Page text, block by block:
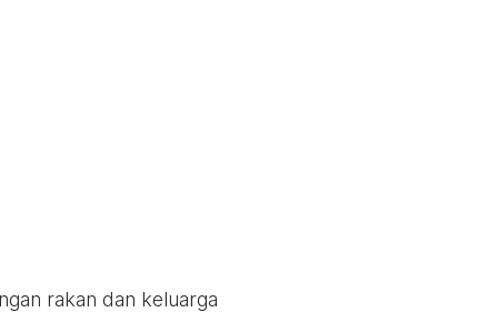
rakan dan keluarga